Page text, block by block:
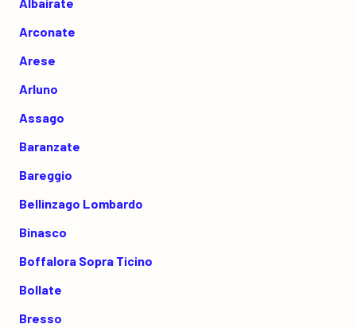
Arconate
Arese
Arluno
Assago
Baranzate
Bareggio
Bellinzago Lombardo
Binasco
Boffalora Sopra Ticino
Bollate
Bresso